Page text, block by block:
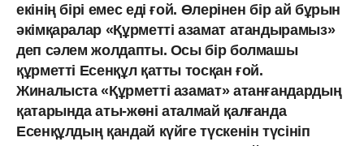
екінің бірі емес еді ғой. Өлерінен бір ай бұрын
әкімқаралар «Құрметті азамат атандырамыз»
деп сәлем жолдапты. Осы бір болмашы
құрметті Есенқұл қатты тосқан ғой.
Жиналыста «Құрметті азамат» атанғандардың
қатарында аты-жөні аталмай қалғанда
Есенқұлдың қандай күйге түскенін түсініп